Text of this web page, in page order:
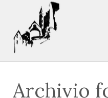
Archivio